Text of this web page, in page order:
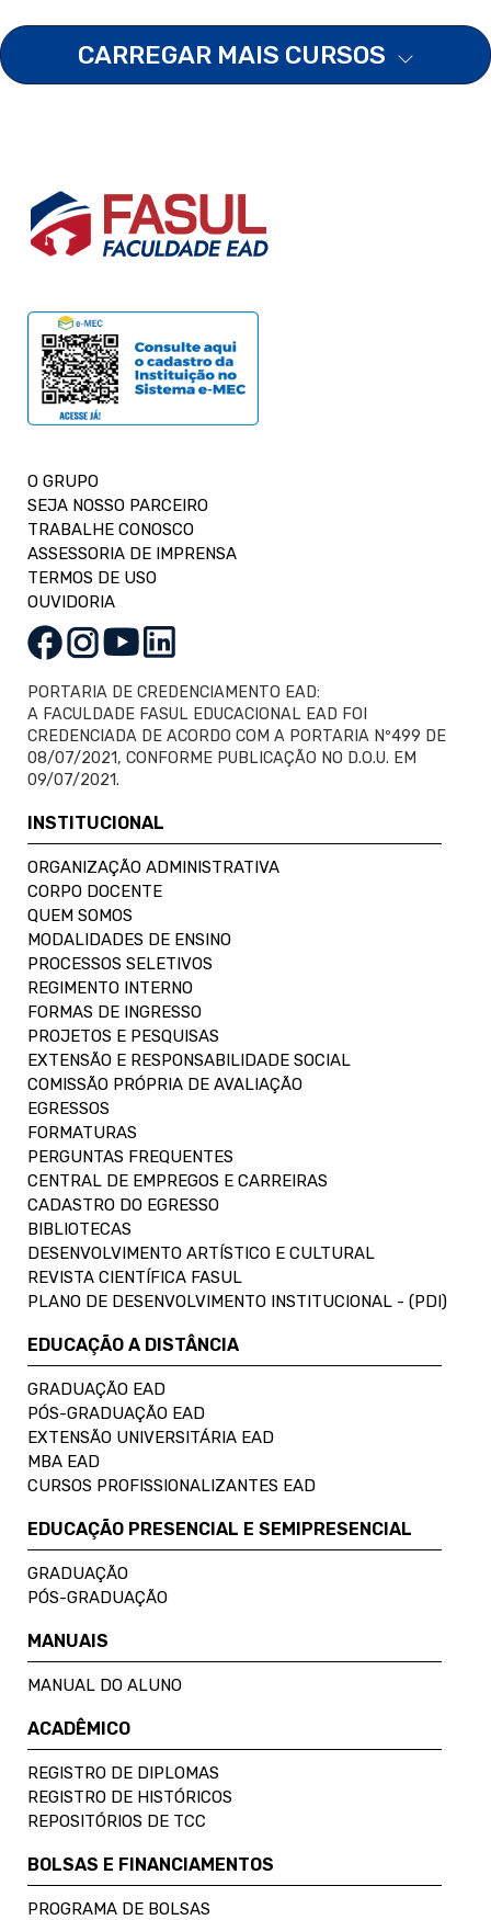
CARREGAR MAIS CURSOS
O GRUPO
SEJA NOSSO PARCEIRO
TRABALHE CONOSCO
ASSESSORIA DE IMPRENSA
TERMOS DE USO
OUVIDORIA
PORTARIA DE CREDENCIAMENTO EAD:
A FACULDADE FASUL EDUCACIONAL EAD FOI
CREDENCIADA DE ACORDO COM A PORTARIA Nº499 DE
08/07/2021, CONFORME PUBLICAÇÃO NO D.O.U. EM
09/07/2021.
INSTITUCIONAL
ORGANIZAÇÃO ADMINISTRATIVA
CORPO DOCENTE
QUEM SOMOS
MODALIDADES DE ENSINO
PROCESSOS SELETIVOS
REGIMENTO INTERNO
FORMAS DE INGRESSO
PROJETOS E PESQUISAS
EXTENSÃO E RESPONSABILIDADE SOCIAL
COMISSÃO PRÓPRIA DE AVALIAÇÃO
EGRESSOS
FORMATURAS
PERGUNTAS FREQUENTES
CENTRAL DE EMPREGOS E CARREIRAS
CADASTRO DO EGRESSO
BIBLIOTECAS
DESENVOLVIMENTO ARTÍSTICO E CULTURAL
REVISTA CIENTÍFICA FASUL
PLANO DE DESENVOLVIMENTO INSTITUCIONAL - (PDI)
EDUCAÇÃO A DISTÂNCIA
GRADUAÇÃO EAD
PÓS-GRADUAÇÃO EAD
EXTENSÃO UNIVERSITÁRIA EAD
MBA EAD
CURSOS PROFISSIONALIZANTES EAD
EDUCAÇÃO PRESENCIAL E SEMIPRESENCIAL
GRADUAÇÃO
PÓS-GRADUAÇÃO
MANUAIS
MANUAL DO ALUNO
ACADÊMICO
REGISTRO DE DIPLOMAS
REGISTRO DE HISTÓRICOS
REPOSITÓRIOS DE TCC
BOLSAS E FINANCIAMENTOS
PROGRAMA DE BOLSAS